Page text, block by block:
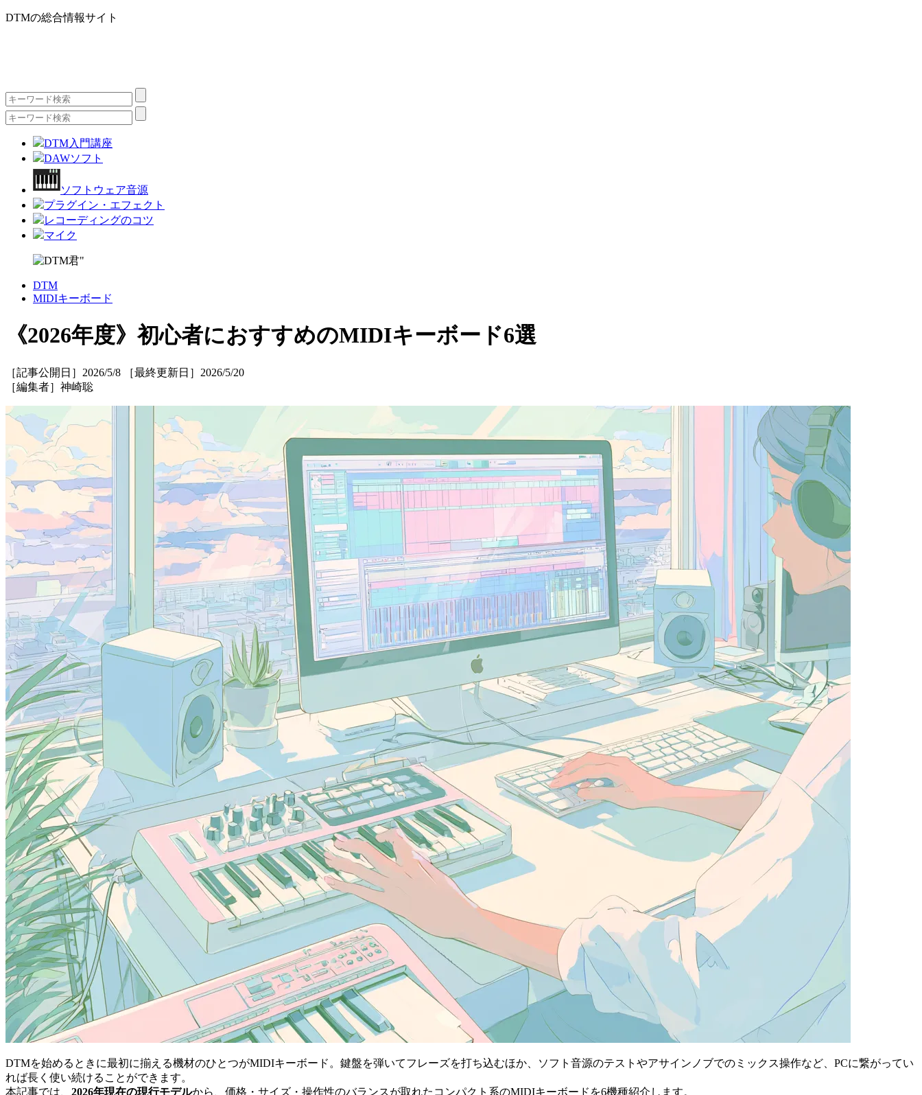
DTMの総合情報サイト
DTM入門講座
DAWソフト
ソフトウェア音源
プラグイン・エフェクト
レコーディングのコツ
マイク
DTM
MIDIキーボード
《2026年度》初心者におすすめのMIDIキーボード6選
［記事公開日］2026/5/8 ［最終更新日］2026/5/20
［編集者］神崎聡
DTMを始めるときに最初に揃える機材のひとつがMIDIキーボード。鍵盤を弾いてフレーズを打ち込むほか、ソフト音源のテストやアサインノブでのミックス操作など、PCに繋がってい
れば長く使い続けることができます。
本記事では、 2026年現在の現行モデルから、価格・サイズ・操作性のバランスが取れたコンパクト系のMIDIキーボードを6機種紹介します。